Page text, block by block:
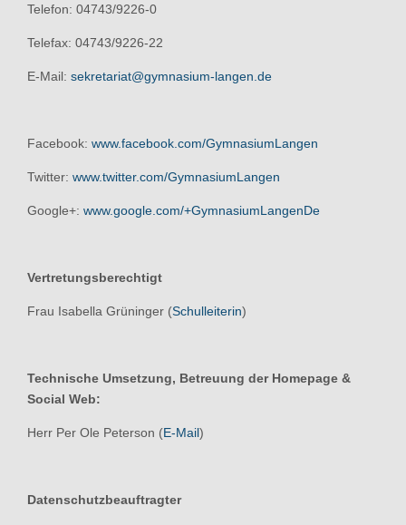
Telefon: 04743/9226-0
Telefax: 04743/9226-22
E-Mail: sekretariat@gymnasium-langen.de
Facebook: www.facebook.com/GymnasiumLangen
Twitter: www.twitter.com/GymnasiumLangen
Google+: www.google.com/+GymnasiumLangenDe
Vertretungsberechtigt
Frau Isabella Grüninger (Schulleiterin)
Technische Umsetzung, Betreuung der Homepage &
Social Web:
Herr Per Ole Peterson (E-Mail)
Datenschutzbeauftragter